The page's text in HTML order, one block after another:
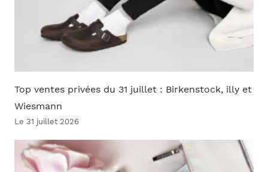
Top ventes privées du 31 juillet : Birkenstock, illy et
Wiesmann
Le 31 juillet 2026